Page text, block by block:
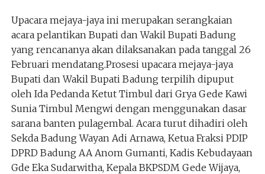
Upacara mejaya-jaya ini merupakan serangkaian
acara pelantikan Bupati dan Wakil Bupati Badung
yang rencananya akan dilaksanakan pada tanggal 26
Februari mendatang.Prosesi upacara mejaya-jaya
Bupati dan Wakil Bupati Badung terpilih dipuput
oleh Ida Pedanda Ketut Timbul dari Grya Gede Kawi
Sunia Timbul Mengwi dengan menggunakan dasar
sarana banten pulagembal. Acara turut dihadiri oleh
Sekda Badung Wayan Adi Arnawa, Ketua Fraksi PDIP
DPRD Badung AA Anom Gumanti, Kadis Kebudayaan
Gde Eka Sudarwitha, Kepala BKPSDM Gede Wijaya,